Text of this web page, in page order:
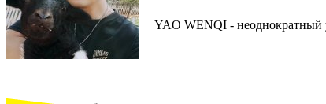
YAO WENQI - неоднократный